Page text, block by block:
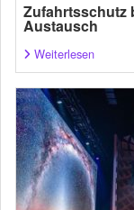
Zufahrtsschutz
Austausch
Weiterlesen